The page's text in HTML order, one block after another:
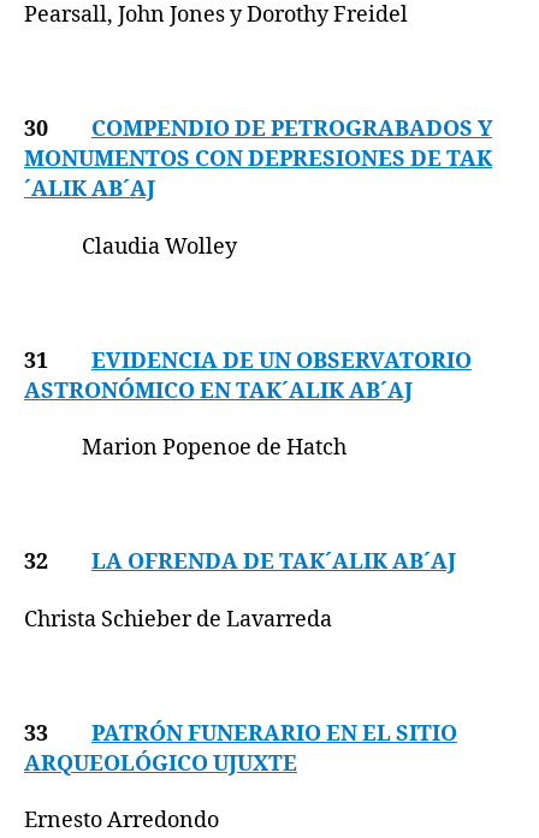
Pearsall, John Jones y Dorothy Freidel
30
COMPENDIO DE PETROGRABADOS Y
MONUMENTOS CON DEPRESIONES DE TAK
´ALIK AB´AJ
Claudia Wolley
31 EVIDENCIA DE UN OBSERVATORIO
ASTRONÓMICO EN TAK´ALIK AB´AJ
Marion Popenoe de Hatch
32 LA OFRENDA DE TAK´ALIK AB´AJ
Christa Schieber de Lavarreda
33
PATRÓN FUNERARIO EN EL SITIO
ARQUEOLÓGICO UJUXTE
Ernesto Arredondo